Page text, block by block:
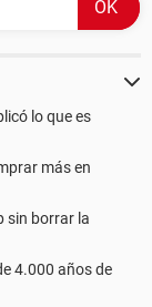
lo que es
más en
sin borrar la
4.000 años de